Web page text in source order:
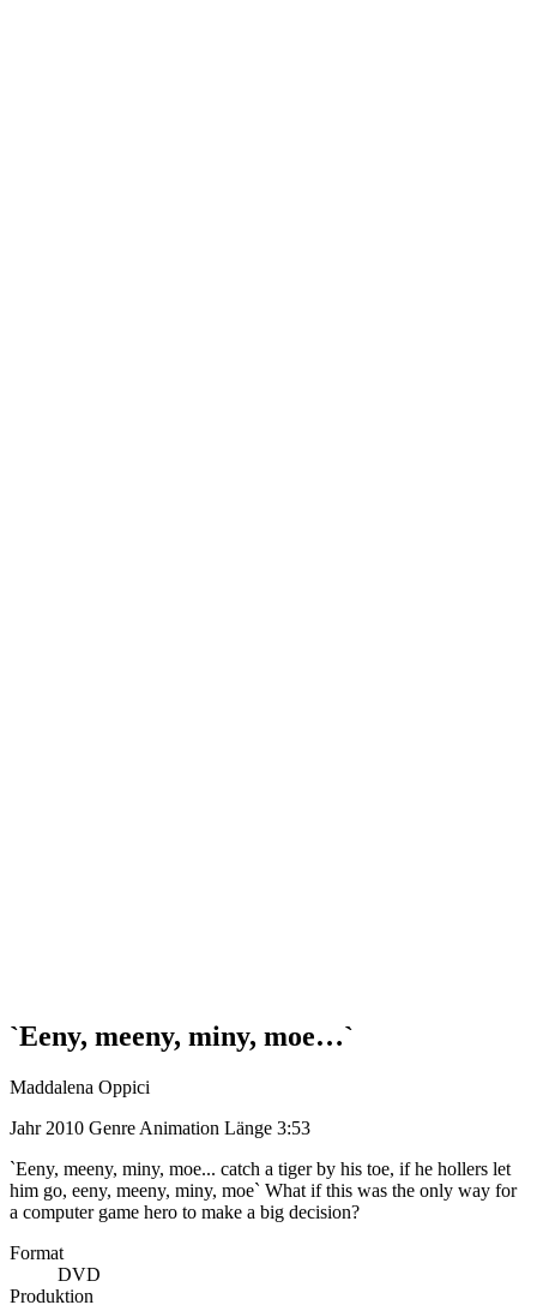
`Eeny, meeny, miny, moe…`
Maddalena Oppici
Jahr2010 Genre Animation Länge 3:53
`Eeny, meeny, miny, moe... catch a tiger by his toe, if he hollers let
him go, eeny, meeny, miny, moe` What if this was the only way for
a computer game hero to make a big decision?
Format
DVD
Produktion